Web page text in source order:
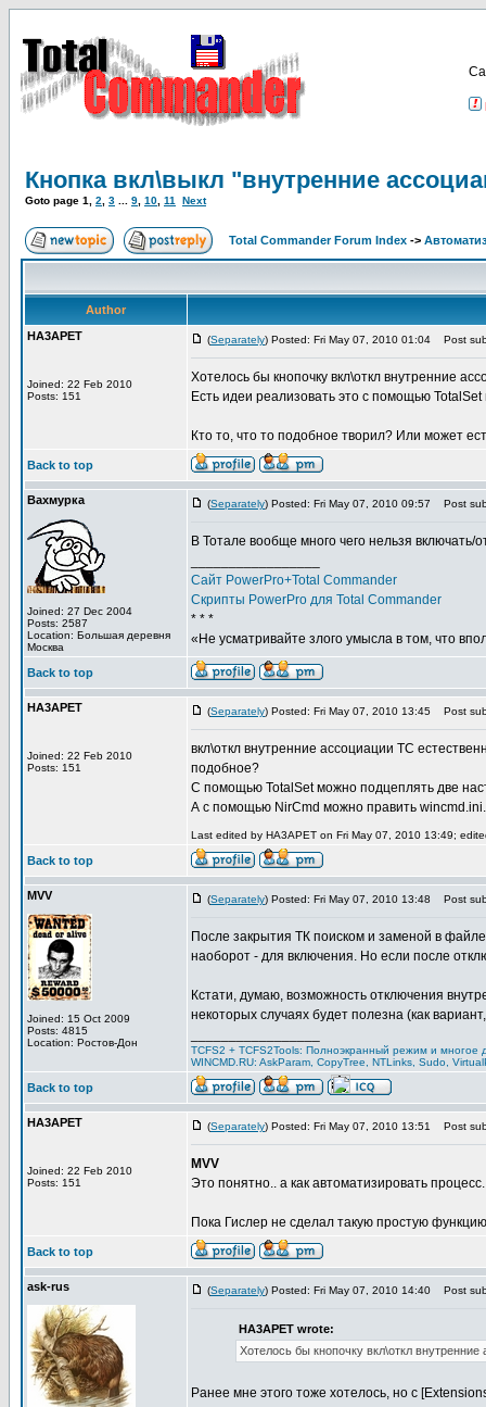
Кнопка вкл\выкл "внутренние
Goto page 1 2 3 9 10 11 Next
Total Commander Forum Index ->
Author
HA3APET
Joined: 22 Feb 2010
Posts: 151
(Separately) Posted: Fri May 07, 2010 01:04 Post
Хотелось бы кнопочку вкл\откл внутренние
Есть идеи реализовать это с помощью
Кто то, что то подобное творил? Или может
Back to top
Вахмурка
Joined: 27 Dec 2004
Posts: 2587
Location: Большая деревня
Москва
(Separately) Posted: Fri May 07, 2010 09:57 Post
В Тотале вообще много чего нельзя включать/
Сайт PowerPro+Total Commander
Скрипты PowerPro для Total Commander
* * *
«Не усматривайте злого умысла в том, что
Back to top
HA3APET
Joined: 22 Feb 2010
Posts: 151
(Separately) Posted: Fri May 07, 2010 13:45 Post
вкл\откл внутренние ассоциации TC
подобное?
С помощью TotalSet можно подцеплять две
А с помощью NirCmd можно править
Last edited by HA3APET on Fri May 07, 2010 13:49;
Back to top
MVV
Joined: 15 Oct 2009
Posts: 4815
Location: Ростов-Дон
(Separately) Posted: Fri May 07, 2010 13:48 Post
После закрытия ТК поиском и заменой в
наоборот - для включения. Но если после
Кстати, думаю, возможность отключения
некоторых случаях будет полезна (как
TCFS2 + TCFS2Tools: Полноэкранный режим и многое
WINCMD.RU: AskParam, CopyTree, NTLinks, Sudo,
Back to top
HA3APET
Joined: 22 Feb 2010
Posts: 151
(Separately) Posted: Fri May 07, 2010 13:51 Post
MVV
Это понятно.. а как автоматизировать
Пока Гислер не сделал такую простую
Back to top
ask-rus (Separately) Posted: Fri May 07, 2010 14:40 Post
HA3APET wrote:
Хотелось бы кнопочку вкл\откл внутренние
Ранее мне этого тоже хотелось, но с